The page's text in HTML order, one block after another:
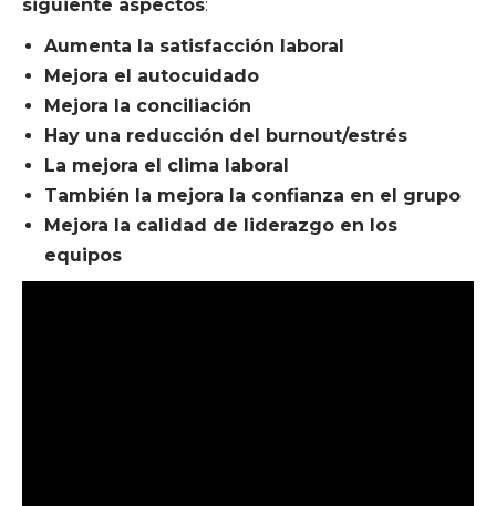
siguiente aspectos:
Aumenta la satisfacción laboral
Mejora el autocuidado
Mejora la conciliación
Hay una reducción del burnout/estrés
La mejora el clima laboral
También la mejora la confianza en el grupo
Mejora la calidad de liderazgo en los
equipos